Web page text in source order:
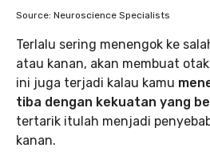
Source: Neuroscience Specialists
Terlalu sering menengok ke
atau kanan, akan membuat
ini juga terjadi kalau kamu
tiba dengan kekuatan yang
tertarik itulah menjadi
kanan.